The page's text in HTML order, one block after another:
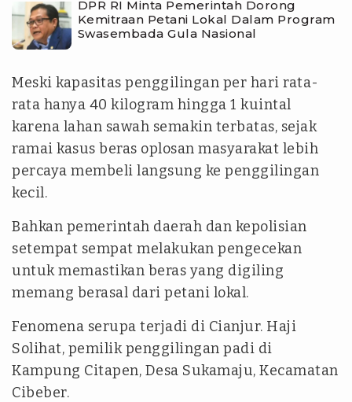
DPR RI Minta Pemerintah Dorong
Kemitraan Petani Lokal Dalam Program
Swasembada Gula Nasional
Meski kapasitas penggilingan per hari rata-
rata hanya 40 kilogram hingga 1 kuintal
karena lahan sawah semakin terbatas, sejak
ramai kasus beras oplosan masyarakat lebih
percaya membeli langsung ke penggilingan
kecil.
Bahkan pemerintah daerah dan kepolisian
setempat sempat melakukan pengecekan
untuk memastikan beras yang digiling
memang berasal dari petani lokal.
Fenomena serupa terjadi di Cianjur. Haji
Solihat, pemilik penggilingan padi di
Kampung Citapen, Desa Sukamaju, Kecamatan
Cibeber.